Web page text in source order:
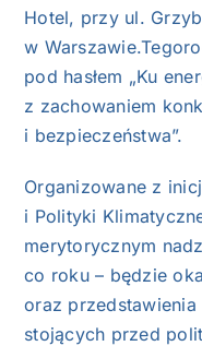
Hotel, przy ul.
w
pod hasłem „Ku
z zachowaniem
i bezpieczeństwa”.
Organizowane z
i Polityki
merytorycznym
co roku – będzie
oraz
stojących przed